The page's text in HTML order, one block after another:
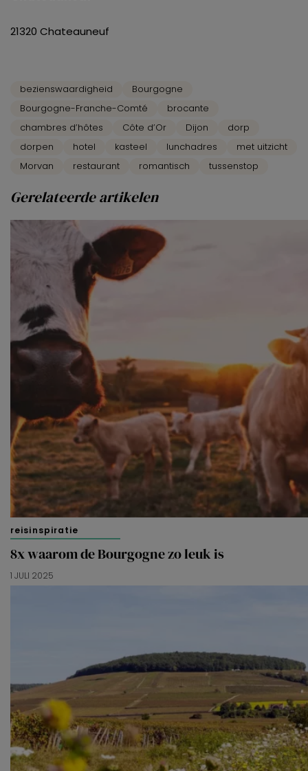
21320 Chateauneuf
bezienswaardigheid
Bourgogne
Bourgogne-Franche-Comté
brocante
chambres d’hôtes
Côte d’Or Dijon
dorp
dorpen
hotel kasteel lunchadres
met uitzicht
Morvan
restaurant romantisch tussenstop
Gerelateerde artikelen
reisinspiratie
8x waarom de Bourgogne zo leuk is
1 JULI 2025